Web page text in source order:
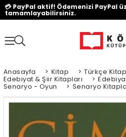
💳 PayPal aktif! Ödemenizi PayPal
tamamlayabilirsiniz.
Anasayfa > Kitap > Türkçe
Edebiyat & Şiir Kitapları >
Senaryo - Oyun > Senaryo